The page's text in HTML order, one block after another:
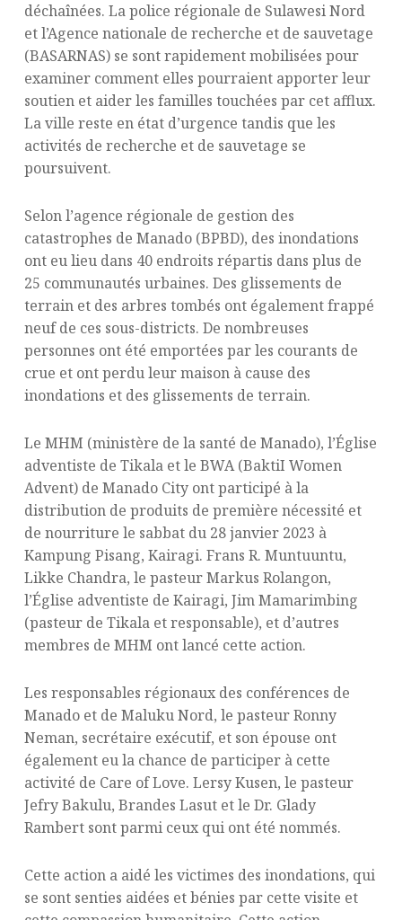
déchaînées. La police régionale de Sulawesi Nord
et l’Agence nationale de recherche et de sauvetage
(BASARNAS) se sont rapidement mobilisées pour
examiner comment elles pourraient apporter leur
soutien et aider les familles touchées par cet afflux.
La ville reste en état d’urgence tandis que les
activités de recherche et de sauvetage se
poursuivent.
Selon l’agence régionale de gestion des
catastrophes de Manado (BPBD), des inondations
ont eu lieu dans 40 endroits répartis dans plus de
25 communautés urbaines. Des glissements de
terrain et des arbres tombés ont également frappé
neuf de ces sous-districts. De nombreuses
personnes ont été emportées par les courants de
crue et ont perdu leur maison à cause des
inondations et des glissements de terrain.
Le MHM (ministère de la santé de Manado), l’Église
adventiste de Tikala et le BWA (BaktiI Women
Advent) de Manado City ont participé à la
distribution de produits de première nécessité et
de nourriture le sabbat du 28 janvier 2023 à
Kampung Pisang, Kairagi. Frans R. Muntuuntu,
Likke Chandra, le pasteur Markus Rolangon,
l’Église adventiste de Kairagi, Jim Mamarimbing
(pasteur de Tikala et responsable), et d’autres
membres de MHM ont lancé cette action.
Les responsables régionaux des conférences de
Manado et de Maluku Nord, le pasteur Ronny
Neman, secrétaire exécutif, et son épouse ont
également eu la chance de participer à cette
activité de Care of Love. Lersy Kusen, le pasteur
Jefry Bakulu, Brandes Lasut et le Dr. Glady
Rambert sont parmi ceux qui ont été nommés.
Cette action a aidé les victimes des inondations, qui
se sont senties aidées et bénies par cette visite et